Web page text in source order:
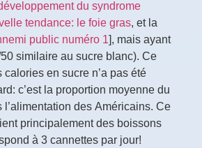
du syndrome
tendance: le foie gras, et la
public numéro 1], mais ayant
similaire au sucre blanc). Ce
en sucre n’a pas été
c’est la proportion moyenne du
des Américains. Ce
principalement des boissons
à 3 cannettes par jour!